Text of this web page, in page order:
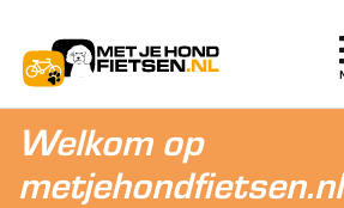
Welkom op
metjehondfietsen.nl